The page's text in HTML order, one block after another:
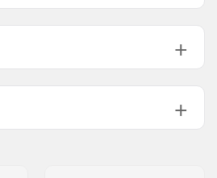
Höft-trapez
Bionic Core Frame,Fix